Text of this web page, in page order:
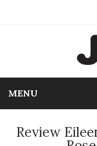
MENU
Review